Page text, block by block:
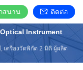
สนาน ติดต่อ
Instrument
เครื่องวัดพิกัด 2 มิติ ผู้ผลิต